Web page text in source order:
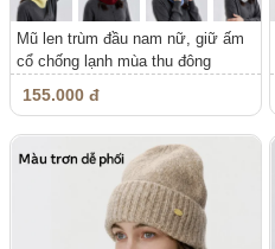
Mũ len trùm đầu nam nữ, giữ ấm
cổ chống lạnh mùa thu đông
155.000 đ